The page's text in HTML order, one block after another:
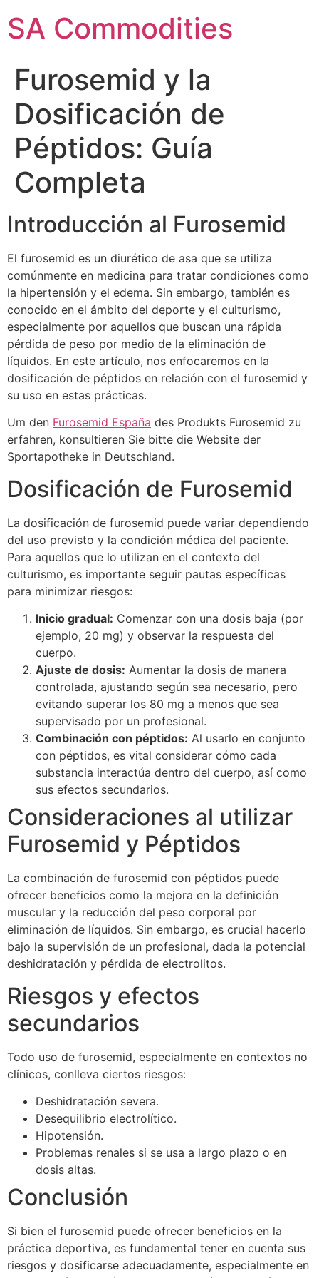
SA Commodities
Furosemid y la
Dosificación de
Péptidos: Guía
Completa
Introducción al Furosemid
El furosemid es un diurético de asa que se utiliza
comúnmente en medicina para tratar condiciones como
la hipertensión y el edema. Sin embargo, también es
conocido en el ámbito del deporte y el culturismo,
especialmente por aquellos que buscan una rápida
pérdida de peso por medio de la eliminación de
líquidos. En este artículo, nos enfocaremos en la
dosificación de péptidos en relación con el furosemid y
su uso en estas prácticas.
Um den Furosemid España des Produkts Furosemid zu
erfahren, konsultieren Sie bitte die Website der
Sportapotheke in Deutschland.
Dosificación de Furosemid
La dosificación de furosemid puede variar dependiendo
del uso previsto y la condición médica del paciente.
Para aquellos que lo utilizan en el contexto del
culturismo, es importante seguir pautas específicas
para minimizar riesgos:
Inicio gradual: Comenzar con una dosis baja (por
ejemplo, 20 mg) y observar la respuesta del
cuerpo.
Ajuste de dosis: Aumentar la dosis de manera
controlada, ajustando según sea necesario, pero
evitando superar los 80 mg a menos que sea
supervisado por un profesional.
Combinación con péptidos: Al usarlo en conjunto
con péptidos, es vital considerar cómo cada
substancia interactúa dentro del cuerpo, así como
sus efectos secundarios.
Consideraciones al utilizar
Furosemid y Péptidos
La combinación de furosemid con péptidos puede
ofrecer beneficios como la mejora en la definición
muscular y la reducción del peso corporal por
eliminación de líquidos. Sin embargo, es crucial hacerlo
bajo la supervisión de un profesional, dada la potencial
deshidratación y pérdida de electrolitos.
Riesgos y efectos
secundarios
Todo uso de furosemid, especialmente en contextos no
clínicos, conlleva ciertos riesgos:
Deshidratación severa.
Desequilibrio electrolítico.
Hipotensión.
Problemas renales si se usa a largo plazo o en
dosis altas.
Conclusión
Si bien el furosemid puede ofrecer beneficios en la
práctica deportiva, es fundamental tener en cuenta sus
riesgos y dosificarse adecuadamente, especialmente en